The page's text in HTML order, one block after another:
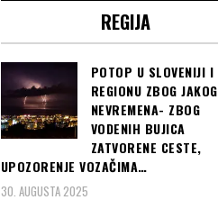
REGIJA
POTOP U SLOVENIJI I
REGIONU ZBOG JAKOG
NEVREMENA- ZBOG
VODENIH BUJICA
ZATVORENE CESTE,
UPOZORENJE VOZAČIMA…
30. AUGUSTA 2025